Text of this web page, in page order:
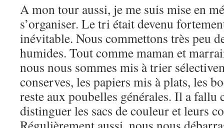
A mon tour aussi, je me suis mise en
s’organiser. Le tri était devenu
inévitable. Nous commettons très peu
humides. Tout comme maman et
nous nous sommes mis à trier
conserves, les papiers mis à plats, les
reste aux poubelles générales. Il a fallu
distinguer les sacs de couleur et leurs